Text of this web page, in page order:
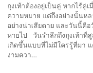
ถุงเท้าต้องอยู่เป็นคู่ หากไร้คู่
ความหมาย แต่ถึงอย่างนั้นห
อย่างน่าเสียดาย และวันนี้คื
หายไป วันรำลึกถึงถุงเท้าที่
เกิดขึ้นแบบที่ไม่มีใครรู้ที่มา
งามควา...